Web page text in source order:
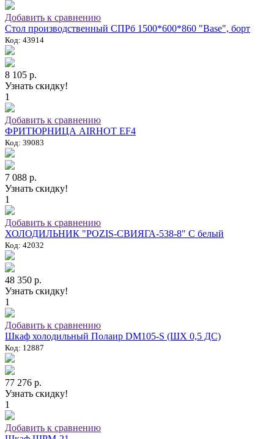
Добавить к сравнению
Стол производственный СПРб 1500*600*860 "Base", борт
Код: 43914
8 105 р.
Узнать скидку!
1
Добавить к сравнению
ФРИТЮРНИЦА AIRHOT EF4
Код: 39083
7 088 р.
Узнать скидку!
1
Добавить к сравнению
ХОЛОДИЛЬНИК "POZIS-СВИЯГА-538-8" C белый
Код: 42032
48 350 р.
Узнать скидку!
1
Добавить к сравнению
Шкаф холодильный Полаир DM105-S (ШХ 0,5 ДС)
Код: 12887
77 276 р.
Узнать скидку!
1
Добавить к сравнению